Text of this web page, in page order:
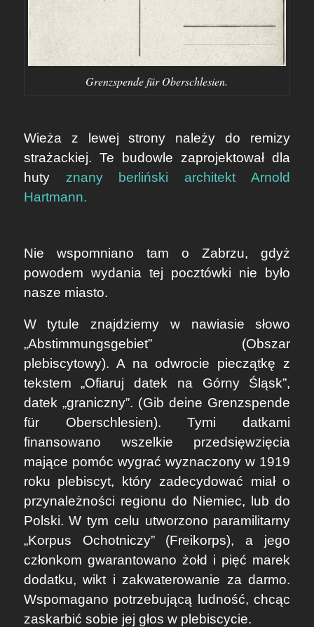
Grenzspende für Oberschlesien.
Wieża z lewej strony należy do remizy
strażackiej. Te budowle zaprojektował dla
huty znany berliński architekt Arnold
Hartmann.
Nie wspomniano tam o Zabrzu, gdyż
powodem wydania tej pocztówki nie było
nasze miasto.
W tytule znajdziemy w nawiasie słowo
„Abstimmungsgebiet” (Obszar
plebiscytowy). A na odwrocie pieczątkę z
tekstem „Ofiaruj datek na Górny Śląsk”,
datek „graniczny”. (Gib deine Grenzspende
für Oberschlesien). Tymi datkami
finansowano wszelkie przedsięwzięcia
mające pomóc wygrać wyznaczony w 1919
roku plebiscyt, który zadecydować miał o
przynależności regionu do Niemiec, lub do
Polski. W tym celu utworzono paramilitarny
„Korpus Ochotniczy” (Freikorps), a jego
członkom gwarantowano żołd i pięć marek
dodatku, wikt i zakwaterowanie za darmo.
Wspomagano potrzebującą ludność, chcąc
zaskarbić sobie jej głos w plebiscycie.